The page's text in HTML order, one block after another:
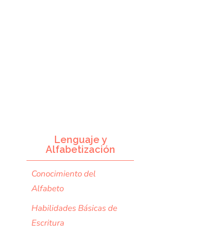
Lenguaje y
Alfabetización
Conocimiento del
Alfabeto
Habilidades Básicas de
Escritura